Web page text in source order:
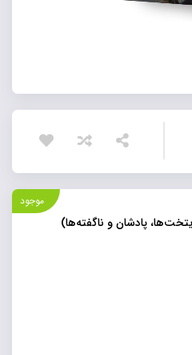
موجود
پادشان و ناگفته‌ها)